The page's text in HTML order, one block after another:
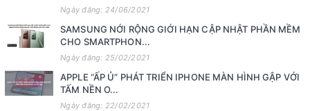
Ngày đăng: 24/06/2021
SAMSUNG NỚI RỘNG GIỚI HẠN CẬP NHẬT PHẦN MỀM
CHO SMARTPHON...
Ngày đăng: 25/02/2021
APPLE “ẤP Ủ” PHÁT TRIỂN IPHONE MÀN HÌNH GẬP VỚI
TẤM NỀN O...
Ngày đăng: 22/02/2021